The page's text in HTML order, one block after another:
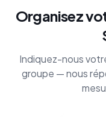
Organisez
Indiquez-nous
groupe — nous